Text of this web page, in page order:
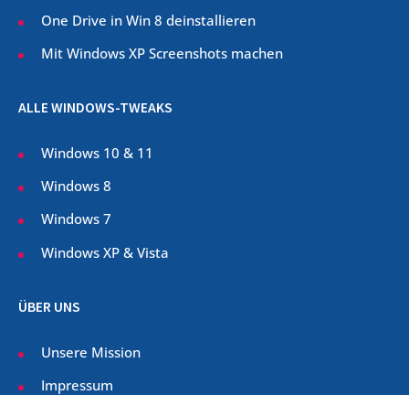
One Drive in Win 8 deinstallieren
Mit Windows XP Screenshots machen
ALLE WINDOWS-TWEAKS
Windows 10 & 11
Windows 8
Windows 7
Windows XP & Vista
ÜBER UNS
Unsere Mission
Impressum